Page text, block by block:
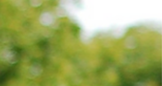
wichtig die Ursachen und Anzeichen bei dem
Pferd zu kennen, denn eine Mangelversorgung
kann weitreichende Folgen haben